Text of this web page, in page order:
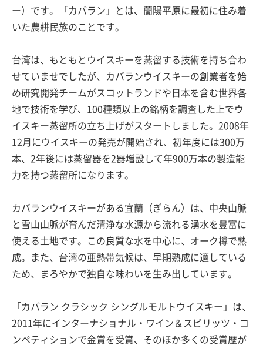
ー）です。「カバラン」とは、蘭陽平原に最初に住み着
いた農耕民族のことです。
台湾は、もともとウイスキーを蒸留する技術を持ち合わ
せていませでしたが、カバランウイスキーの創業者を始
め研究開発チームがスコットランドや日本を含む世界各
地で技術を学び、100種類以上の銘柄を調査した上でウ
イスキー蒸留所の立ち上げがスタートしました。2008年
12月にウイスキーの発売が開始され、初年度には300万
本、2年後には蒸留器を2器増設して年900万本の製造能
力を持つ蒸留所になります。
カバランウイスキーがある宜蘭（ぎらん）は、中央山脈
と雪山山脈が育んだ清浄な水源から流れる湧水を豊富に
使える土地です。この良質な水を中心に、オーク樽で熟
成。また、台湾の亜熱帯気候は、早期熟成に適している
ため、まろやかで独自な味わいを生み出しています。
「カバラン クラシック シングルモルトウイスキー」は、
2011年にインターナショナル・ワイン＆スピリッツ・コ
ンペティションで金賞を受賞、そのほか多くの受賞歴が